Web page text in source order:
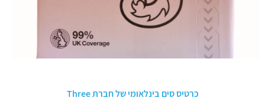
כרטיס סים בינלאומי של חברת Three